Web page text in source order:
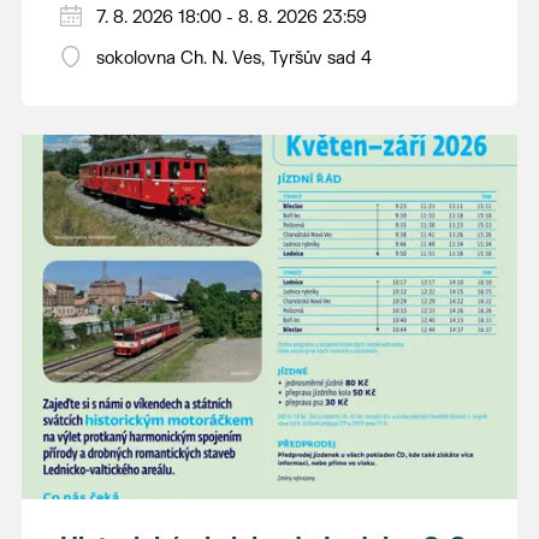
PÁTEK 7. srpna
18:00 - ruční stavění máje
14:00 - krojový průvod pro stárky od
hostince “U Buvola”
16:00 - odpolední zábava na sokolovně
21:00 - večerní zábava
K tanci a poslechu bude hrát DH
Lanžhotčané.
Těšíme se na Vás!
7. 8. 2026 18:00 - 8. 8. 2026 23:59
sokolovna Ch. N. Ves, Tyršův sad 4